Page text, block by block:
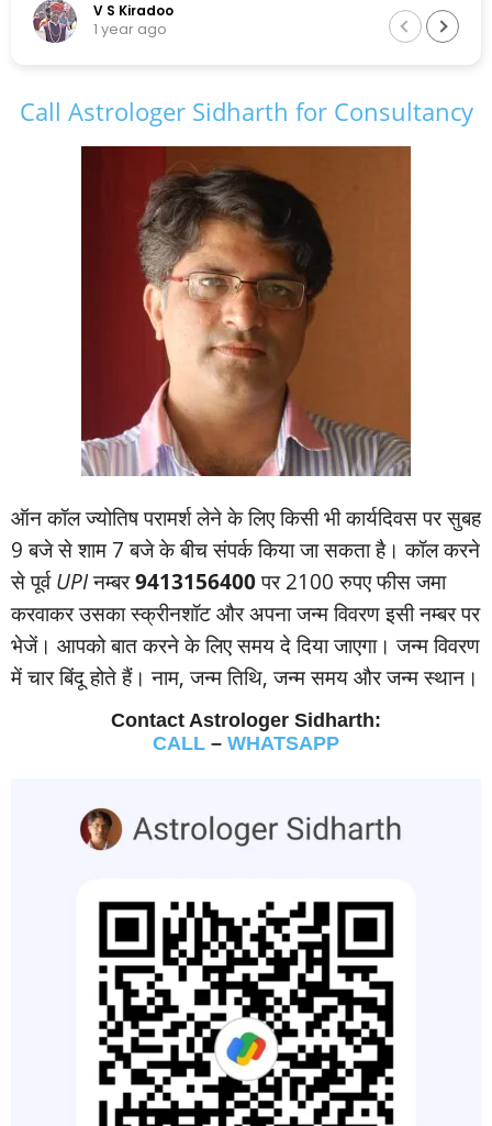
V S Kiradoo
1 year ago
Call Astrologer Sidharth for Consultancy
ऑन कॉल ज्‍योतिष परामर्श लेने के लिए किसी भी कार्यदिवस पर सुबह
9 बजे से शाम 7 बजे के बीच संपर्क किया जा सकता है। कॉल करने
से पूर्वUPIनम्‍बर9413156400पर 2100 रुपए फीस जमा
करवाकर उसका स्‍क्रीनशॉट और अपना जन्‍म विवरण इसी नम्‍बर पर
भेजें। आपको बात करने के लिए समय दे दिया जाएगा। जन्‍म विवरण
में चार बिंदू होते हैं। नाम, जन्‍म तिथि, जन्‍म समय और जन्‍म स्‍थान।
Contact Astrologer Sidharth:
CALL – WHATSAPP